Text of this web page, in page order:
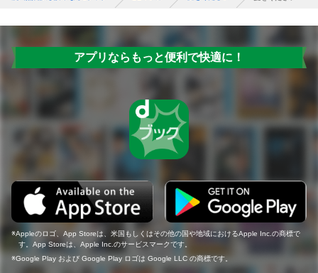
アプリならもっと便利で快適に！
Appleのロゴ、App Storeは、米国もしくはその他の国や地域におけるApple Inc.の商標で
す。App Storeは、Apple Inc.のサービスマークです。
Google Play および Google Play ロゴは Google LLC の商標です。